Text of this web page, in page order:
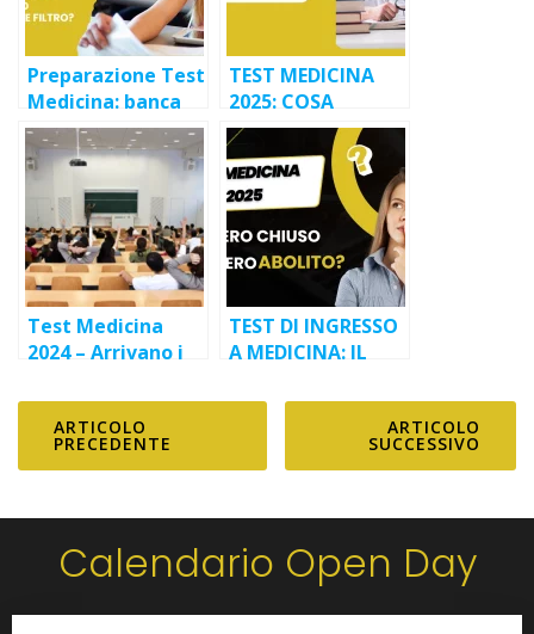
Preparazione Test
Medicina: banca
dati o semestre
filtro?
TEST MEDICINA
2025: COSA
PREVEDE LA
RIFORMA? [in
continuo
aggiornamento]
Test Medicina
2024 – Arrivano i
università private
TEST DI INGRESSO
A MEDICINA: IL
DAVVERO
ARTICOLO
PRECEDENTE
ARTICOLO
SUCCESSIVO
Calendario Open Day